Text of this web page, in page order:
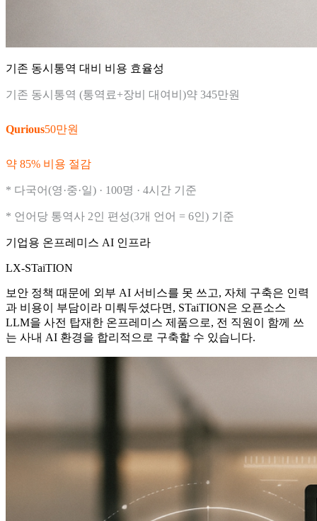
기존 동시통역 대비 비용 효율성
기존 동시통역 (통역료+장비 대여비)약 345만원
Qurious50만원
약 85% 비용 절감
* 다국어(영·중·일) · 100명 · 4시간 기준
* 언어당 통역사 2인 편성(3개 언어 = 6인) 기준
기업용 온프레미스 AI 인프라
LX-STaiTION
보안 정책 때문에 외부 AI 서비스를 못 쓰고, 자체 구축은 인력
과 비용이 부담이라 미뤄두셨다면, STaiTION은 오픈소스
LLM을 사전 탑재한 온프레미스 제품으로, 전 직원이 함께 쓰
는 사내 AI 환경을 합리적으로 구축할 수 있습니다.